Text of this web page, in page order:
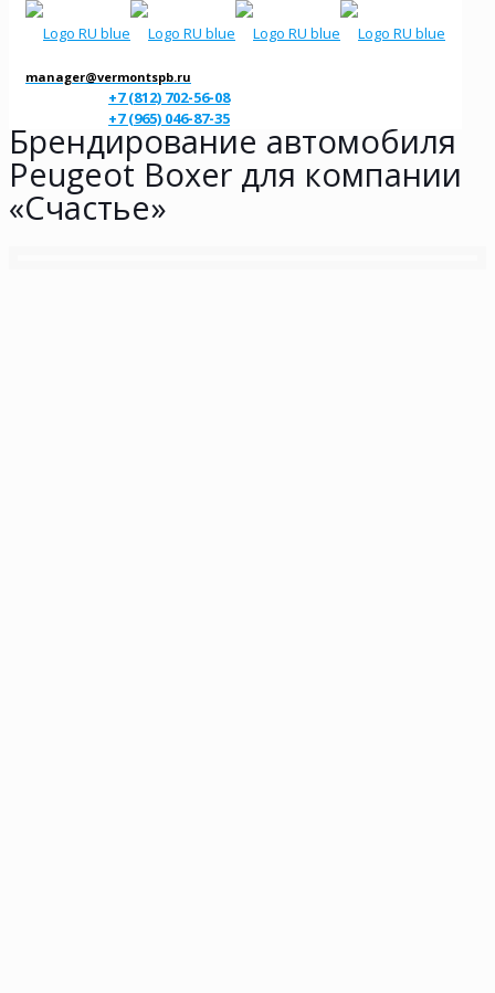
manager@vermontspb.ru
+7 (812) 702-56-08
+7 (965) 046-87-35
Брендирование автомобиля
Peugeot Boxer для компании
«Счастье»